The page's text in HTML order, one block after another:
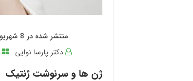
منتشر شده در 8 شهریور, 1396
دکتر پارسا نوایی
ژن ها و سرنوشت ژنتیک